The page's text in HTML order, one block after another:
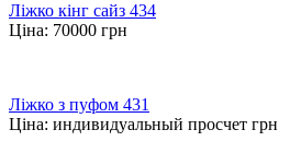
Ліжко кінг сайз 434
Ціна: 70000 грн
Ліжко з пуфом 431
Ціна: индивидуальный просчет грн